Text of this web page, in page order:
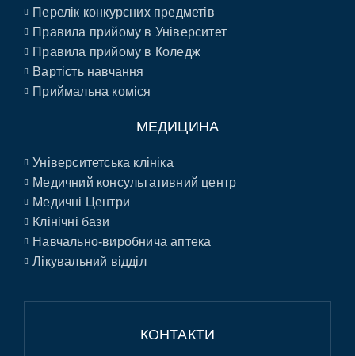
Перелік конкурсних предметів
Правила прийому в Університет
Правила прийому в Коледж
Вартість навчання
Приймальна коміся
МЕДИЦИНА
Університетська клініка
Медичний консультативний центр
Медичні Центри
Клінічні бази
Навчально-виробнича аптека
Лікувальний відділ
КОНТАКТИ